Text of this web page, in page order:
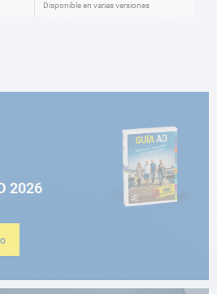
Disponible en varias versiones
2026